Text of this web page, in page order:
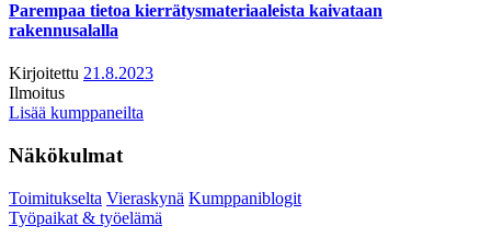
Parempaa tietoa kierrätysmateriaaleista kaivataan
rakennusalalla
Kirjoitettu 21.8.2023
Ilmoitus
Lisää kumppaneilta
Näkökulmat
Toimitukselta Vieraskynä Kumppaniblogit
Työpaikat & työelämä